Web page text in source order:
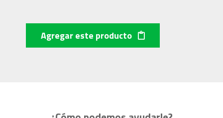
Agregar este producto